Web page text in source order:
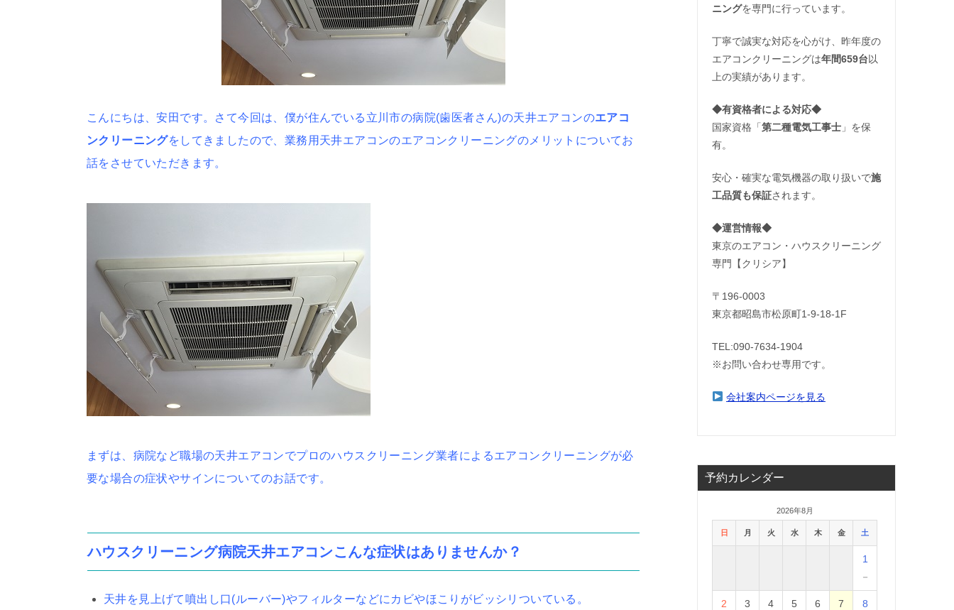
こんにちは、安田です。さて今回は、僕が住んでいる立川市の病院(歯医者さん)の天井エアコンのエアコ
ンクリーニングをしてきましたので、業務用天井エアコンのエアコンクリーニングのメリットについてお
話をさせていただきます。
まずは、病院など職場の天井エアコンでプロのハウスクリーニング業者によるエアコンクリーニングが必
要な場合の症状やサインについてのお話です。
ハウスクリーニング病院天井エアコンこんな症状はありませんか？
天井を見上げて噴出し口(ルーバー)やフィルターなどにカビやほこりがビッシリついている。
ニングを専門に行っています。
丁寧で誠実な対応を心がけ、昨年度の
エアコンクリーニングは年間659台以
上の実績があります。
◆有資格者による対応◆
国家資格「第二種電気工事士 」を保
有。
安心・確実な電気機器の取り扱いで施
工品質も保証されます。
◆運営情報◆
東京のエアコン・ハウスクリーニング
専門【クリシア】
〒196-0003
東京都昭島市松原町1-9‐18‐1F
TEL:090-7634-1904
※お問い合わせ専用です。
会社案内ページを見る
予約カレンダー
2026年8月
日 月 火 水 木 金 土
1
－
2
3
4
5
6
7
8